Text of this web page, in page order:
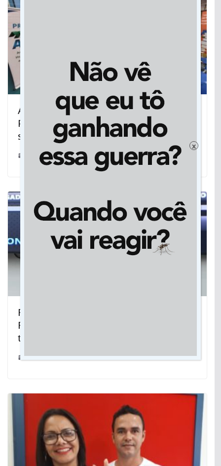
Acolhidos em curso de Língua de
Portuguesa, imigrantes se formam e
são certificados em novo idioma
29/07/2025
Feriado na quarta faz Câmara de
Rondonópolis realizar sessão nesta
terça-feira
13/11/2023
x